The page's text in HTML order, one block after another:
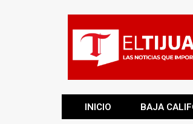
INICIO BAJA